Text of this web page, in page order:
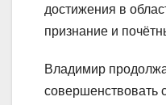
достижения в
признание и
Владимир
совершенствовать